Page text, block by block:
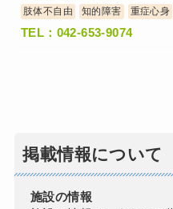
肢体不自由
知的障害 重症心身
TEL：042-653-9074
掲載情報について
施設の情報